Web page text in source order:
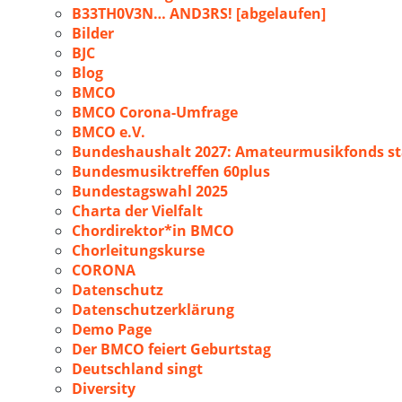
B33TH0V3N… AND3RS! [abgelaufen]
Bilder
BJC
Blog
BMCO
BMCO Corona-Umfrage
BMCO e.V.
Bundeshaushalt 2027: Amateurmusikfonds
Bundesmusiktreffen 60plus
Bundestagswahl 2025
Charta der Vielfalt
Chordirektor*in BMCO
Chorleitungskurse
CORONA
Datenschutz
Datenschutzerklärung
Demo Page
Der BMCO feiert Geburtstag
Deutschland singt
Diversity